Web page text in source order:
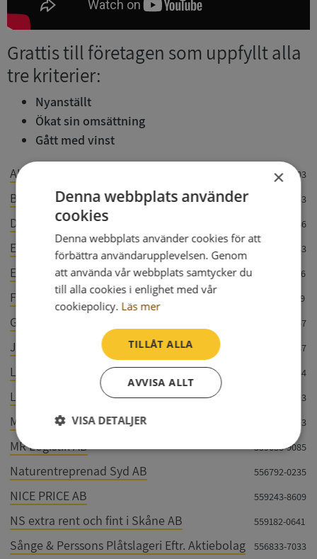
Grattis till företagen som uppfyllt alla
tre kriterier:
Nyanställt
Ökat sin omsättning
Gått med vinst
AUBU BYGGSERVICE AB 559374-8303
Billesholms Tak AB 559434-4953
Dunalex AB 556942-5886
Ekeby Bil & Husbilsservice AB 556884-8443
Ekeby Rostfria Produktions Aktiebolag 556188-5046
Fresh Fulfilment AB 559420-7119
Gedsholm Aktiebolag 556394-0567
JUTHI AB 559206-6087
Ljungsgårds Handelsträdgård Aktiebolag 556302-4834
Lönsamt Skåne AB 559274-2893
Metallt AB 559427-7773
MR Logistik AB 559038-9085
Naturentreprenad Syd AB 556792-0235
NICE PRICE AB 559243-8609
NS extra rent och fint i Skåne AB 559182-0641
Sånge & Perssons Plåtslageri Eftr. Aktiebolag 556833-7033
×
Denna webbplats använder
cookies
Denna webbplats använder cookies för att
förbättra användarupplevelsen. Genom
att använda vår webbplats samtycker du
till alla cookies i enlighet med vår
cookiepolicy. Läs mer
TILLÅT ALLA
AVVISA ALLT
VISA DETALJER
Strikt
Prestanda Inriktning
Funktioner Oklassificerade